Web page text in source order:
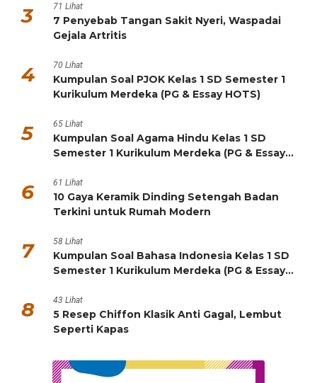
3 71 Lihat
7 Penyebab Tangan Sakit Nyeri, Waspadai
Gejala Artritis
4 70 Lihat
Kumpulan Soal PJOK Kelas 1 SD Semester 1
Kurikulum Merdeka (PG & Essay HOTS)
5 65 Lihat
Kumpulan Soal Agama Hindu Kelas 1 SD
Semester 1 Kurikulum Merdeka (PG & Essay
6 61 Lihat
10 Gaya Keramik Dinding Setengah Badan
Terkini untuk Rumah Modern
7 58 Lihat
Kumpulan Soal Bahasa Indonesia Kelas 1 SD
Semester 1 Kurikulum Merdeka (PG & Essay
8 43 Lihat
5 Resep Chiffon Klasik Anti Gagal, Lembut
Seperti Kapas